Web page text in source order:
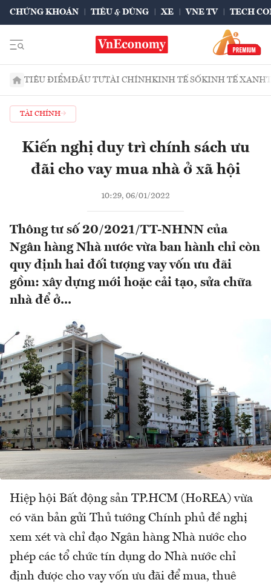
CHỨNG KHOÁN TIÊU & DÙNG XE VNE TV TECH
TIÊU ĐIỂMĐẦU TƯTÀI CHÍNHKINH TẾ SỐKINH TẾ XANH
TÀI CHÍNH
Kiến nghị duy trì chính sách ưu
đãi cho vay mua nhà ở xã hội
10:29, 06/01/2022
Thông tư số 20/2021/TT-NHNN của
Ngân hàng Nhà nước vừa ban hành chỉ còn
quy định hai đối tượng vay vốn ưu đãi
gồm: xây dựng mới hoặc cải tạo, sửa chữa
nhà để ở...
Hiệp hội Bất động sản TP.HCM (HoREA) vừa
có văn bản gửi Thủ tướng Chính phủ đề nghị
xem xét và chỉ đạo Ngân hàng Nhà nước cho
phép các tổ chức tín dụng do Nhà nước chỉ
định được cho vay vốn ưu đãi để mua, thuê